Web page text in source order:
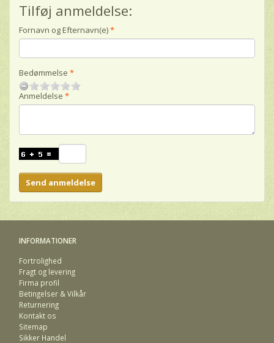
Tilføj anmeldelse:
Fornavn og Efternavn(e)
Bedømmelse
Anmeldelse
Send anmeldelse
INFORMATIONER
Fortrolighed
Fragt og levering
Firma profil
Betingelser & Vilkår
Returnering
Kontakt os
Sitemap
Sikker Handel